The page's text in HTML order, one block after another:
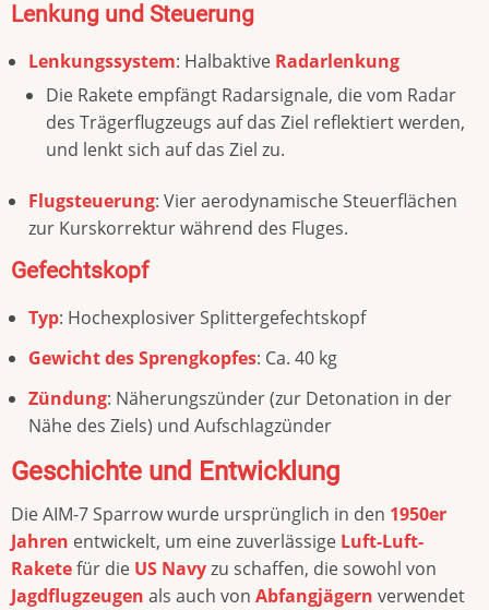
Lenkung und Steuerung
Lenkungssystem: Halbaktive Radarlenkung
Die Rakete empfängt Radarsignale, die vom Radar
des Trägerflugzeugs auf das Ziel reflektiert werden,
und lenkt sich auf das Ziel zu.
Flugsteuerung: Vier aerodynamische Steuerflächen
zur Kurskorrektur während des Fluges.
Gefechtskopf
Typ: Hochexplosiver Splittergefechtskopf
Gewicht des Sprengkopfes: Ca. 40 kg
Zündung: Näherungszünder (zur Detonation in der
Nähe des Ziels) und Aufschlagzünder
Geschichte und Entwicklung
Die AIM-7 Sparrow wurde ursprünglich in den 1950er
Jahren entwickelt, um eine zuverlässige Luft-Luft-
Raketefür die US Navyzu schaffen, die sowohl von
Jagdflugzeugen als auch von Abfangjägern verwendet